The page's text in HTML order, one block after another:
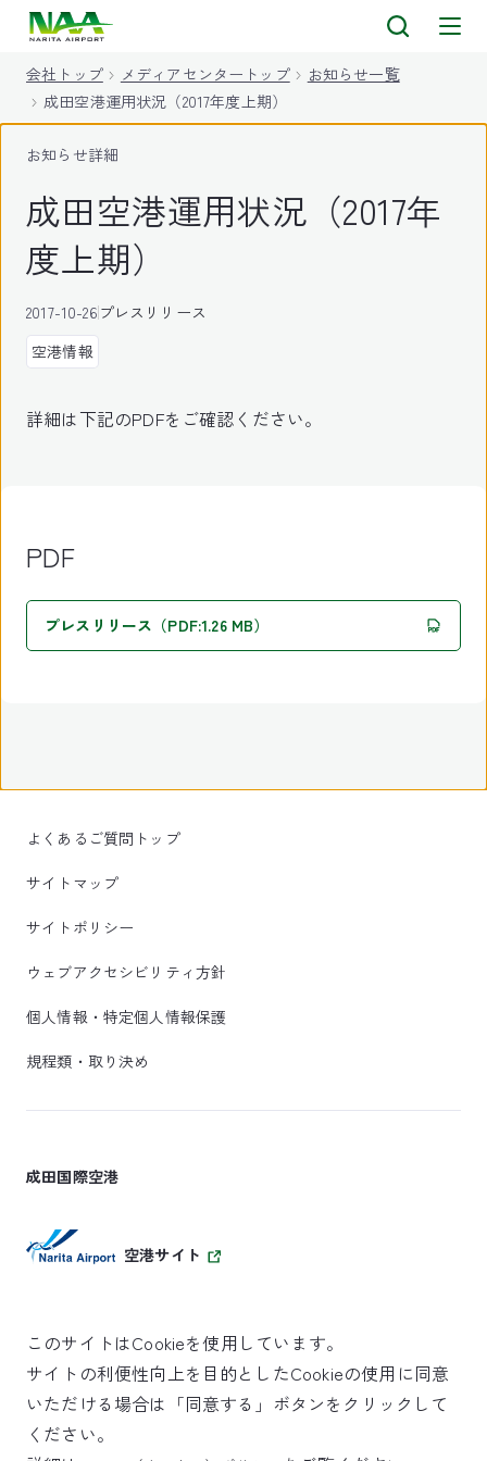
会社トップ メディアセンタートップ
お知らせ一覧
成田空港運用状況（2017年度上期）
お知らせ詳細
成田空港運用状況（2017年
度上期）
2017-10-26プレスリリース
空港情報
詳細は下記のPDFをご確認ください。
PDF
プレスリリース（PDF:1.26 MB）
よくあるご質問トップ
サイトマップ
サイトポリシー
ウェブアクセシビリティ方針
個人情報・特定個人情報保護
規程類・取り決め
成田国際空港
空港サイト
SKYTRAX
5スターエアポート
このサイトはCookieを使用しています。
サイトの利便性向上を目的としたCookieの使用に同意
いただける場合は「同意する」ボタンをクリックして
ください。